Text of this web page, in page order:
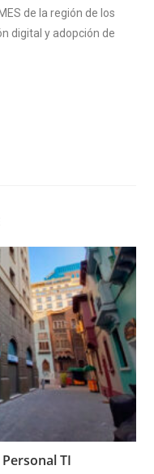
de la región de los
digital y adopción de
TI